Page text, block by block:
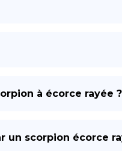
à écorce rayée ?
un scorpion écorce